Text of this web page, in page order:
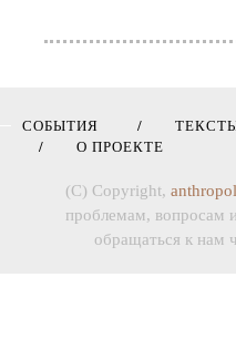
СОБЫТИЯ
О ПРОЕКТЕ
(C) Copyright,
проблемам, вопросам
обращаться к нам